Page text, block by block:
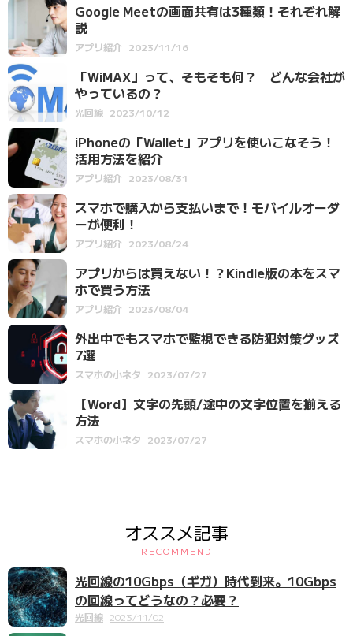
Google Meetの画面共有は3種類！それぞれ解
説
アプリ紹介 2023/11/16
「WiMAX」って、そもそも何？ どんな会社が
やっているの？
光回線 2023/10/12
iPhoneの「Wallet」アプリを使いこなそう！
活用方法を紹介
アプリ紹介 2023/08/31
スマホで購入から支払いまで！モバイルオーダ
ーが便利！
アプリ紹介 2023/08/24
アプリからは買えない！？Kindle版の本をスマ
ホで買う方法
アプリ紹介 2023/08/04
外出中でもスマホで監視できる防犯対策グッズ
7選
スマホの小ネタ 2023/07/27
【Word】文字の先頭/途中の文字位置を揃える
方法
スマホの小ネタ 2023/07/27
オススメ記事
RECOMMEND
光回線の10Gbps（ギガ）時代到来。10Gbps
の回線ってどうなの？必要？
光回線 2023/11/02